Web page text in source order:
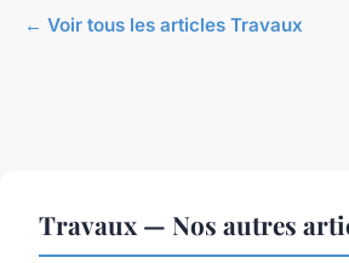
← Voir tous les articles Travaux
Travaux — Nos autres